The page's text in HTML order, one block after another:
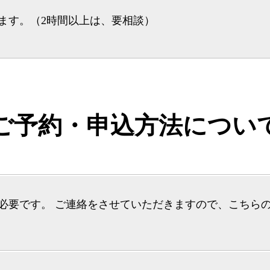
。（2時間以上は、要相談）
予約・申込方法につい
要です。 ご連絡をさせていただきますので、こちら